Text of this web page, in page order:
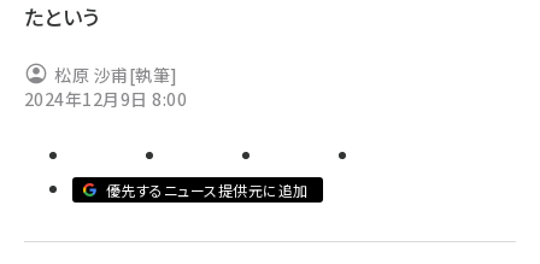
楽天 (1874)
アスクル (1122)
ビィ・フォアード (778)
たという
松原 沙甫[執筆]
2024年12月9日 8:00
優先するニュース提供元に追加